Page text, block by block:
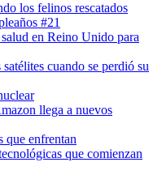
los felinos rescatados
#21
en Reino Unido para
cuando se perdió su
llega a nuevos
que enfrentan
que comienzan